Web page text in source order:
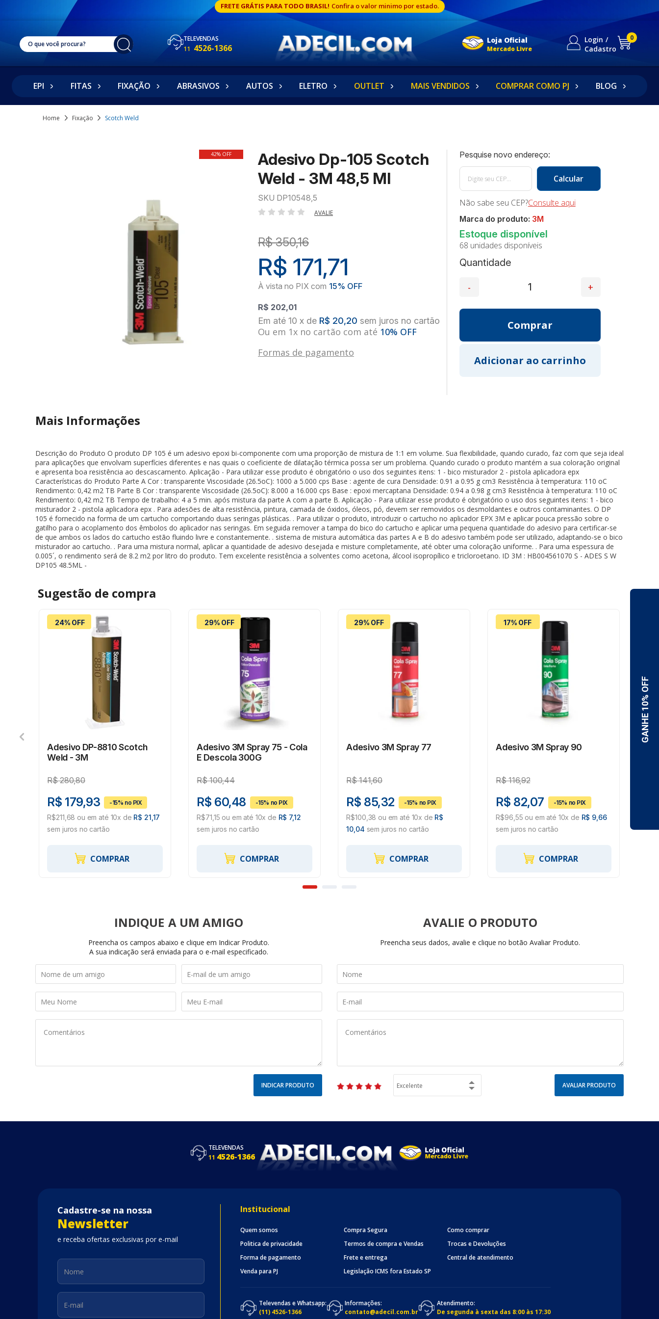
FRETE GRÁTIS PARA TODO BRASIL! Confira o valor minimo por estado.
TELEVENDAS
11 4526-1366
Loja Oficial
Mercado Livre
Login
Cadastro
0
EPI FITAS FIXAÇÃO ABRASIVOS AUTOS ELETRO OUTLET MAIS VENDIDOS COMPRAR COMO PJ BLOG
Home Fixação Scotch Weld
42% OFF
Adesivo Dp-105 Scotch
Weld - 3M 48,5 Ml
SKU DP10548,5
AVALIE
R$ 350,16
R$ 202,01
R$ 171,71
10 x de R$ 20,20 sem juros no cartão
Ou em 1x no cartão com até 10% OFF
Formas de pagamento
Quantidade
Não sabe seu CEP?Consulte aqui
68 unidades disponíveis
Marca do produto: 3M
Mais Informações
Descrição do Produto O produto DP 105 é um adesivo epoxi bi-componente com uma proporção de mistura de 1:1 em volume. Sua flexibilidade, quando curado, faz com que seja ideal
para aplicações que envolvam superfícies diferentes e nas quais o coeficiente de dilatação térmica possa ser um problema. Quando curado o produto mantém a sua coloração original
e apresenta boa resistência ao descascamento. Aplicação - Para utilizar esse produto é obrigatório o uso dos seguintes itens: 1 - bico misturador 2 - pistola aplicadora epx
Características do Produto Parte A Cor : transparente Viscosidade (26.5oC): 1000 a 5.000 cps Base : agente de cura Densidade: 0.91 a 0.95 g cm3 Resistência à temperatura: 110 oC
Rendimento: 0,42 m2 TB Parte B Cor : transparente Viscosidade (26.5oC): 8.000 a 16.000 cps Base : epoxi mercaptana Densidade: 0.94 a 0.98 g cm3 Resistência à temperatura: 110 oC
Rendimento: 0,42 m2 TB Tempo de trabalho: 4 a 5 min. após mistura da parte A com a parte B. Aplicação - Para utilizar esse produto é obrigatório o uso dos seguintes itens: 1 - bico
misturador 2 - pistola aplicadora epx . Para adesões de alta resistência, pintura, camada de óxidos, óleos, pó, devem ser removidos os desmoldantes e outros contaminantes. O DP
105 é fornecido na forma de um cartucho comportando duas seringas plásticas. . Para utilizar o produto, introduzir o cartucho no aplicador EPX 3M e aplicar pouca pressão sobre o
gatilho para o acoplamento dos êmbolos do aplicador nas seringas. Em seguida remover a tampa do bico do cartucho e aplicar uma pequena quantidade do adesivo para certificar-se
de que ambos os lados do cartucho estão fluindo livre e constantemente. . sistema de mistura automática das partes A e B do adesivo também pode ser utilizado, adaptando-se o bico
misturador ao cartucho. . Para uma mistura normal, aplicar a quantidade de adesivo desejada e misture completamente, até obter uma coloração uniforme. . Para uma espessura de
0.005´, o rendimento será de 8.2 m2 por litro do produto. Tem excelente resistência a solventes como acetona, álcool isopropílico e tricloroetano. ID 3M : HB004561070 S - ADES S W
DP105 48.5ML -
Sugestão de compra
24% OFF
Adesivo DP-8810 Scotch
Weld - 3M
R$280,80
R$ 179,93
R$211,68 ou em até 10x de R$ 21,17
sem juros no cartão
COMPRAR
29% OFF
Adesivo 3M Spray 75 - Cola
E Descola 300G
R$100,44
R$ 60,48
R$71,15 ou em até 10x de R$ 7,12
sem juros no cartão
COMPRAR
29% OFF
Adesivo 3M Spray 77
R$141,60
R$ 85,32
R$100,38 ou em até 10x de R$
10,04 sem juros no cartão
COMPRAR
17% OFF
Adesivo 3M Spray 90
R$116,92
R$ 82,07
R$96,55 ou em até 10x de R$ 9,66
sem juros no cartão
COMPRAR
INDIQUE
Preencha os campos abaixo e clique em Indicar Produto.
A sua indicação será enviada para o e-mail especificado.
INDICAR PRODUTO
AVALIE
Preencha seus dados, avalie e clique no botão Avaliar Produto.
AVALIAR PRODUTO
TELEVENDAS
11 4526-1366
Cadastre-se na nossa
Newsletter
e receba ofertas exclusivas por e-mail
Institucional
Quem somos Compra Segura
Como comprar
Politica de privacidade
Termos de compra e Vendas
Trocas e Devoluções
Forma de pagamento
Frete e entrega
Central de atendimento
Venda para PJ
Legislação ICMS fora Estado SP
Televendas e Whatsapp:
(11) 4526-1366
Informações:
contato@adecil.com.br
Atendimento:
De segunda à sexta das 8:00 às 17:30